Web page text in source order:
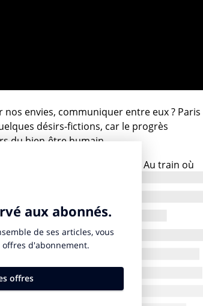
envies, communiquer entre eux ? Paris
désirs-fictions, car le progrès
du bien-être humain.
et les usages se diversifient. Au train où
quotidien. Quelle serait une journée type
fluidifier la vie quotidienne à échelle de
?